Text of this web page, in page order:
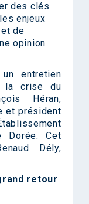
des clés
enjeux
de
opinion
entretien
la crise du
Héran,
et président
Cet
Dély,
retour